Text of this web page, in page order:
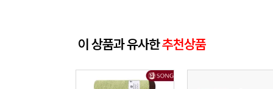
이 상품과 유사한추천상품